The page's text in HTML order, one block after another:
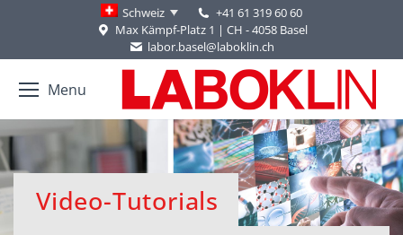
Schweiz
+41 61 319 60 60
Max Kämpf-Platz 1 | CH - 4058 Basel
labor.basel@laboklin.ch
Menu
Video-Tutorials